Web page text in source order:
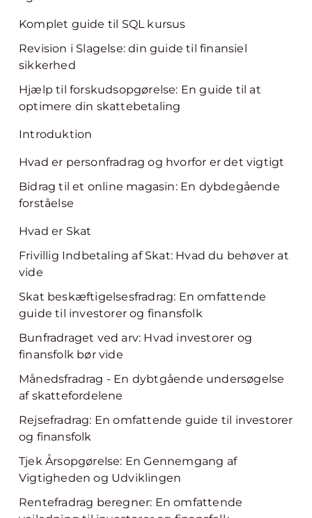
Komplet guide til SQL kursus
Revision i Slagelse: din guide til finansiel
sikkerhed
Hjælp til forskudsopgørelse: En guide til at
optimere din skattebetaling
Introduktion
Hvad er personfradrag og hvorfor er det vigtigt
Bidrag til et online magasin: En dybdegående
forståelse
Hvad er Skat
Frivillig Indbetaling af Skat: Hvad du behøver at
vide
Skat beskæftigelsesfradrag: En omfattende
guide til investorer og finansfolk
Bunfradraget ved arv: Hvad investorer og
finansfolk bør vide
Månedsfradrag - En dybtgående undersøgelse
af skattefordelene
Rejsefradrag: En omfattende guide til investorer
og finansfolk
Tjek Årsopgørelse: En Gennemgang af
Vigtigheden og Udviklingen
Rentefradrag beregner: En omfattende